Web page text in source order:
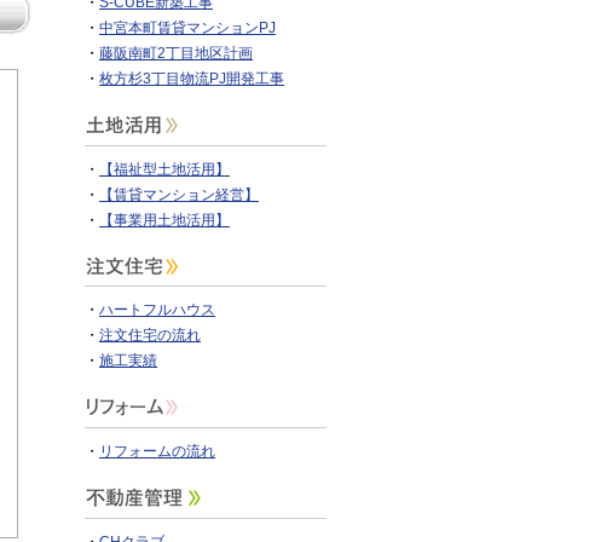
・ 中宮本町賃貸マンションPJ
・ 藤阪南町2丁目地区計画
・ 枚方杉3丁目物流PJ開発工事
・
【福祉型土地活用】
・
【賃貸マンション経営】
・
【事業用土地活用】
・ ハートフルハウス
・ 注文住宅の流れ
・ 施工実績
・ リフォームの流れ